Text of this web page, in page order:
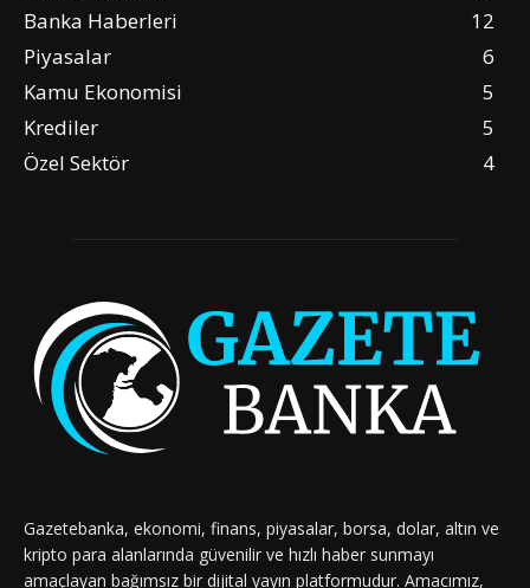
Banka Haberleri
12
Piyasalar
6
Kamu Ekonomisi
5
Krediler
5
Özel Sektör
4
Gazetebanka, ekonomi, finans, piyasalar, borsa, dolar, altın ve
kripto para alanlarında güvenilir ve hızlı haber sunmayı
amaçlayan bağımsız bir dijital yayın platformudur. Amacımız,